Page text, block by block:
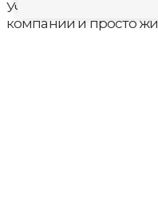
Участвуют местные
компании и просто